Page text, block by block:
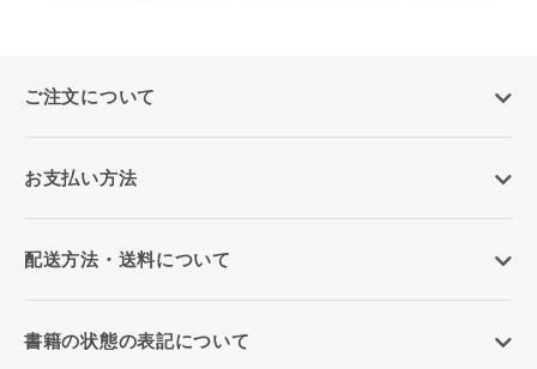
ご注文について
お支払い方法
配送方法・送料について
書籍の状態の表記について